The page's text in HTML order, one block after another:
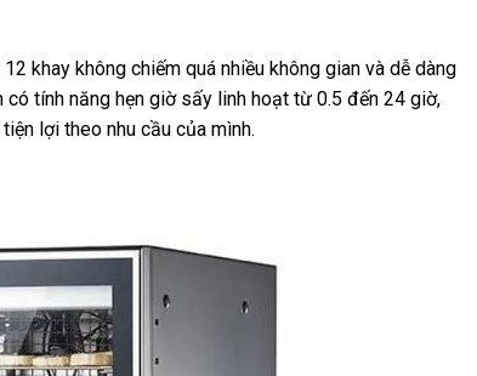
khay không chiếm quá nhiều không gian và dễ dàng
tính năng hẹn giờ sấy linh hoạt từ 0.5 đến 24 giờ,
lợi theo nhu cầu của mình.